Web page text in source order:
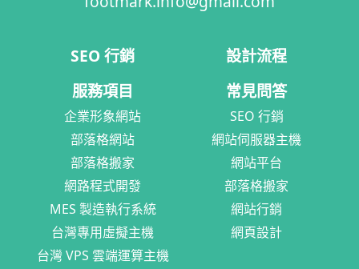
SEO 行銷
服務項目
企業形象網站
部落格網站
部落格搬家
網路程式開發
MES 製造執行系統
台灣專用虛擬主機
台灣 VPS 雲端運算主機
設計流程
常見問答
SEO 行銷
網站伺服器主機
網站平台
部落格搬家
網站行銷
網頁設計